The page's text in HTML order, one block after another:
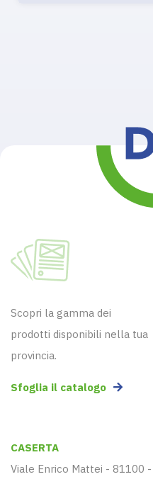
Scopri la gamma dei
prodotti disponibili nella tua
provincia.
Sfoglia il catalogo
CASERTA
Viale Enrico Mattei - 81100 -